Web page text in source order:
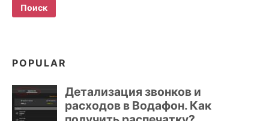
POPULAR